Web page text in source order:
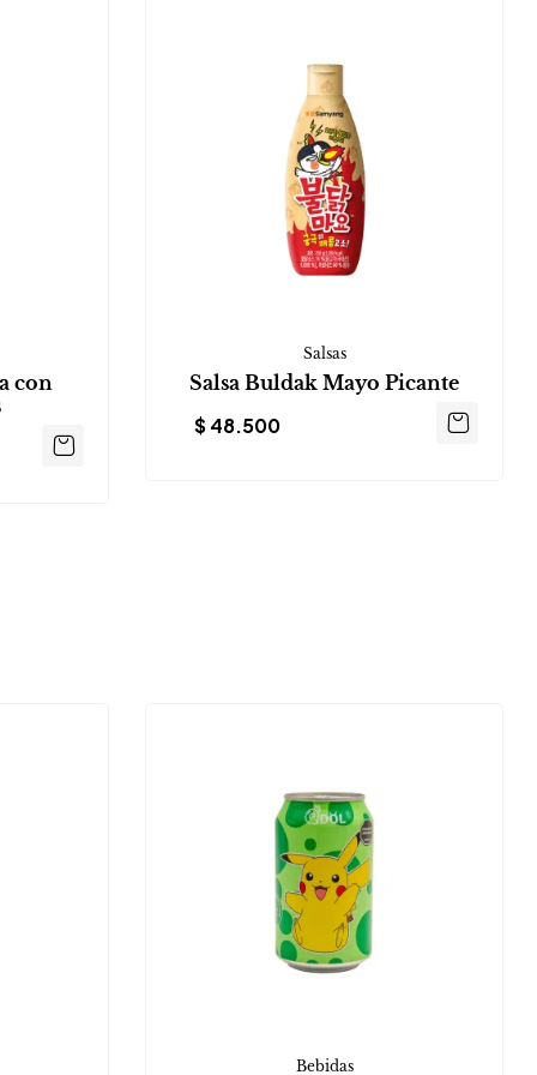
con
Salsas
Salsa Buldak Mayo Picante
$48.500
Bebidas